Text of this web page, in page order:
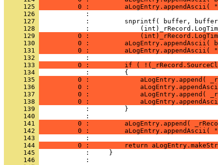
     125
0 :         aLogEntry.appendAscii(
     126
     127
     128
     129
0 :
     130
0 :         aLogEntry.appendAscii(
     131
0 :         aLogEntry.appendAscii(
     132
     133
0 :         if (
     134
     135
0 :             aLogEntry.append(
     136
0 :
     137
0 :             aLogEntry.append(
     138
0 :
     139
     140
     141
0 :         aLogEntry.append(
     142
0 :         aLogEntry.appendAscii(
     143
     144
0 :         return
     145
     146
            :